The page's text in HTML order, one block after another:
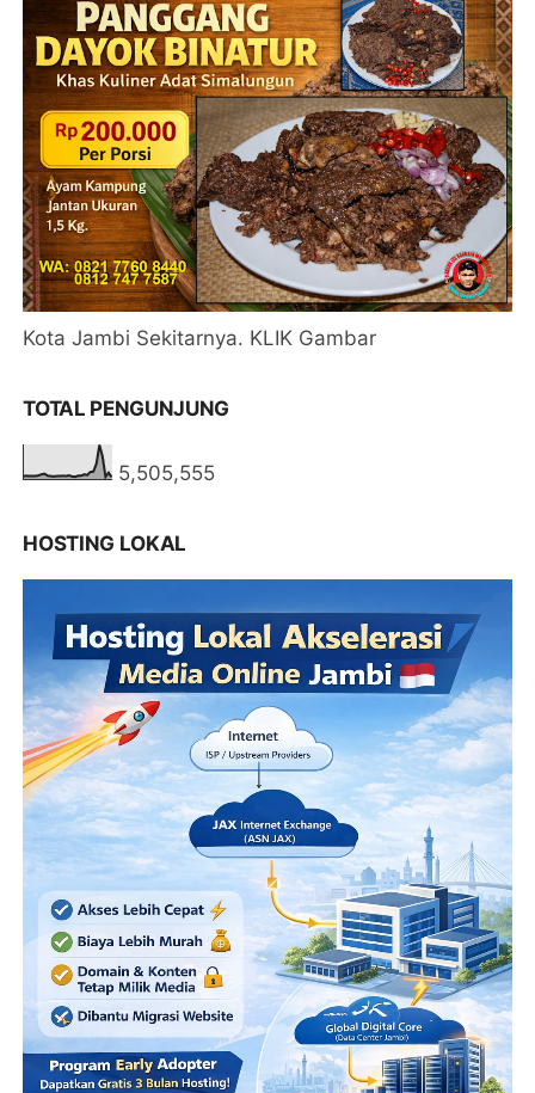
Kota Jambi Sekitarnya. KLIK Gambar
TOTAL PENGUNJUNG
5,505,555
HOSTING LOKAL